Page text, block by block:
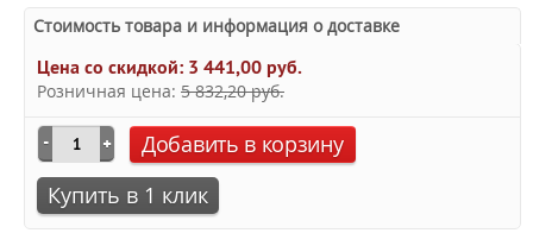
Стоимость товара и информация о доставке
Цена со скидкой: 3 441,00 руб.
Розничная цена: 5 832,20 руб.
Добавить в корзину
Купить в 1 клик